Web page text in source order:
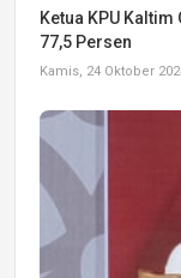
Ketua KPU
77,5 Persen
Kamis, 24 Oktober